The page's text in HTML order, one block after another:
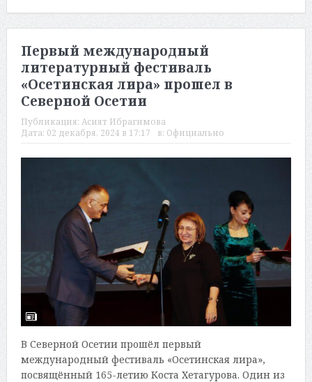
Первый международный
литературный фестиваль
«Осетинская лира» прошел в
Северной Осетии
Публикация: Асият Ибрагимова
Дата: 02 декабря, 2024 в 17:17 в: Официально
В Северной Осетии прошёл первый
международный фестиваль «Осетинская лира»,
посвящённый 165-летию Коста Хетагурова. Один из